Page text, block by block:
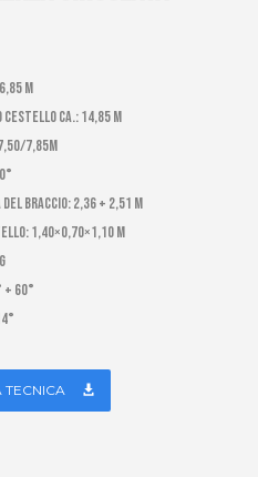
m
ca.: 14,85 m
7,85m
braccio: 2,36 + 2,51 m
1,40×0,70×1,10 m
60°
TECNICA